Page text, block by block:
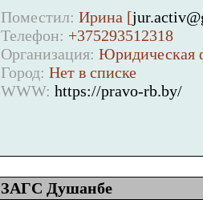
Поместил: Ирина [
Телефон: +375293512318
Организация: Юридическая
Город: Нет в списке
WWW: https://pravo-rb.by/
ЗАГС Душанбе